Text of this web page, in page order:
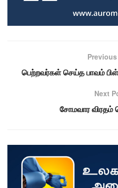
பெற்றவர்கள் செய்த பாவம்
Next
சோமவார விரதம்